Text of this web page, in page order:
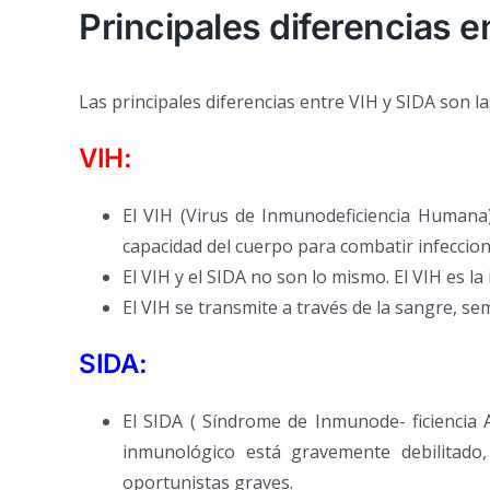
Principales diferencias
Las principales diferencias entre VIH y SIDA son
VIH:
El VIH (Virus de Inmunodeficiencia
capacidad del cuerpo para combatir
El VIH y el SIDA no son lo mismo. El VIH es
El VIH se transmite a través de la sangre,
SIDA:
El SIDA ( Síndrome de Inmunode-
inmunológico está gravemente
oportunistas graves.